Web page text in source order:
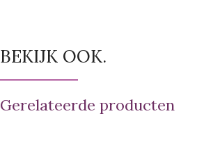
BEKIJK OOK.
Gerelateerde producten